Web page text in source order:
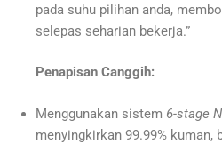
pada suhu pilihan anda,
selepas seharian bekerja.”
Penapisan Canggih:
Menggunakan sistem 6-stage
menyingkirkan 99.99% kuman,